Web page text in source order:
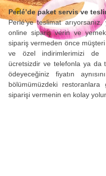
Perlé’de paket servis ve
Perlé’ye teslimat
online sipariş verin ve
sipariş vermeden önce müşteri
ve özel indirimlerimizi de
ücretsizdir ve telefonla ya da
ödeyeceğiniz fiyatın
bölümümüzdeki
siparişi vermenin en kolay